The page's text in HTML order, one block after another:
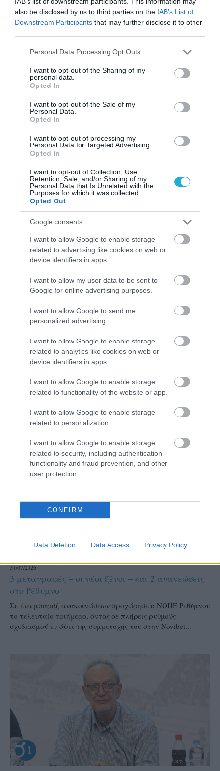
also be disclosed by us to third parties on the IAB’s List of
Downstream Participants that may further disclose it to other
Please note that this website/app uses one or more Google
not limited to your visit or usage behaviour. You may click to
grant or deny consent to Google and its third-party tags to
use your data for below specified purposes in below Google
consent section.
Personal Data Processing Opt Outs
I want to opt-out of the Sharing of my
personal data.
Opted In
I want to opt-out of the Sale of my
Personal Data.
Opted In
I want to opt-out of processing my
Personal Data for Targeted Advertising.
Opted In
I want to opt-out of Collection, Use,
Retention, Sale, and/or Sharing of my
Personal Data that Is Unrelated with the
Purposes for which it was collected.
Opted Out
Google consents
I want to allow Google to enable storage
related to advertising like cookies on web or
device identifiers in apps.
I want to allow my user data to be sent to
Google for online advertising purposes.
I want to allow Google to send me
personalized advertising.
I want to allow Google to enable storage
related to analytics like cookies on web or
device identifiers in apps.
I want to allow Google to enable storage
related to functionality of the website or app.
I want to allow Google to enable storage
related to personalization.
I want to allow Google to enable storage
related to security, including authentication
functionality and fraud prevention, and other
user protection.
CONFIRM
Data Deletion Data Access Privacy Policy
Aκολουθήστε μας
παντού…
31/07/2026
3 μεταγραφές – οι νέοι ξένοι – και 2 ανανεώσεις
στο Ρέθυμνο
Σε ένα μπαράζ ανακοινώσεων προχώρησε ο ΝΟΠΕ Ρεθύμνου
το τελευταίο τριήμερο, όντας σε πλήρεις ρυθμούς
σχεδιασμού εν όψει της συμμετοχής του στην Novibet...